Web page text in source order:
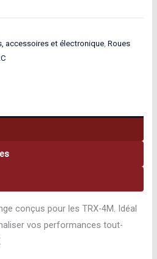
accessoires et électronique,Roues
conçus pour les TRX-4M. Idéal
vos performances tout-